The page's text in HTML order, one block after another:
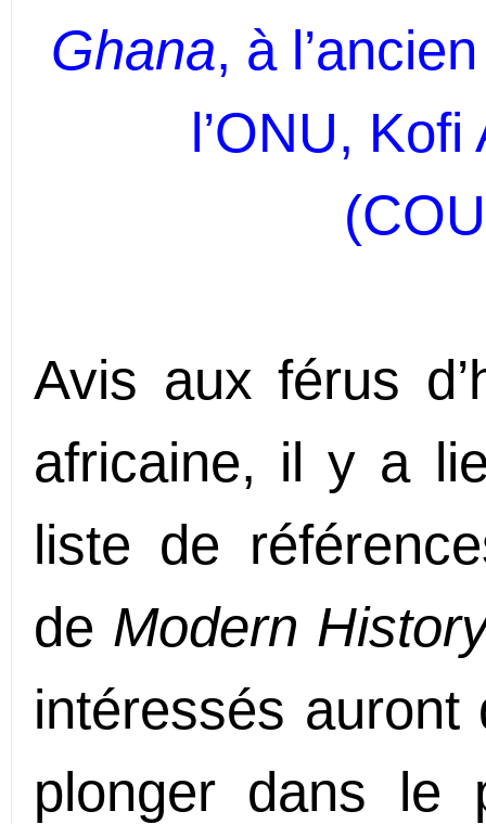
Ghana, à
l’ONU,
Avis aux férus
africaine, il y a
liste de
de Modern
intéressés
plonger dans le